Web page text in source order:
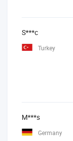
S***c
Turkey
M***s
Germany